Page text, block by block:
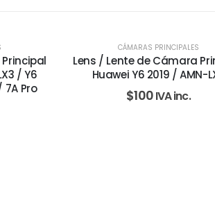
/ Y6
7A Pro
CÁMARAS PRINCIPALES
Lens / Lente de Cámara
Huawei Y6 2019 / AMN-
$100IVA inc.